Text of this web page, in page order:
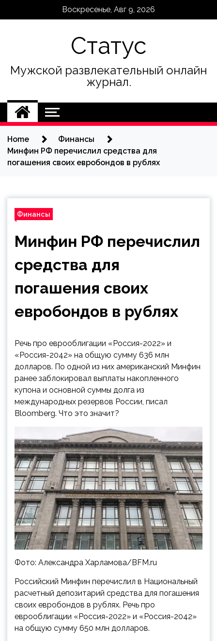
Воскресенье, Авг 9, 2026
Статус
Мужской развлекательный онлайн
журнал.
Home
Финансы
Минфин РФ перечислил средства для
погашения своих евробондов в рублях
Финансы
Минфин РФ перечислил
средства для
погашения своих
евробондов в рублях
Речь про еврооблигации «Россия-2022» и
«Россия-2042» на общую сумму 636 млн
долларов. По одной из них американский Минфин
ранее заблокировал выплаты накопленного
купона и основной суммы долга из
международных резервов России, писал
Bloomberg. Что это значит?
Фото: Александра Харламова/BFM.ru
Российский Минфин перечислил в Национальный
расчетный депозитарий средства для погашения
своих евробондов в рублях. Речь про
еврооблигации «Россия-2022» и «Россия-2042»
на общую сумму 650 млн долларов.